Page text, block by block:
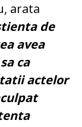
arata
de
avea
ca
actelor